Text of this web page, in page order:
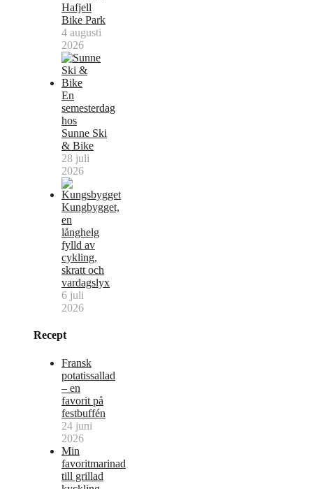
Hafjell
Bike Park
4 augusti
2026
En
semesterdag
hos
Sunne Ski
& Bike
28 juli
2026
Kungbygget,
en
långhelg
fylld av
cykling,
skratt och
vardagslyx
6 juli
2026
Recept
Fransk
potatissallad
– en
favorit på
festbuffén
24 juni
2026
Min
favoritmarinad
till grillad